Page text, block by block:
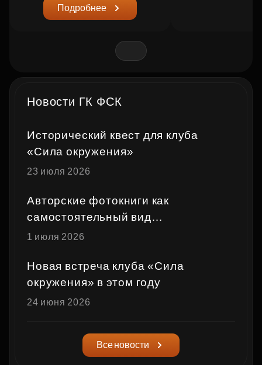
Подробнее
Новости ГК ФСК
Исторический квест для клуба
«Сила окружения»
23 июля 2026
Авторские фотокниги как
самостоятельный вид
художественного высказывания
1 июля 2026
Новая встреча клуба «Сила
окружения» в этом году
24 июня 2026
Все новости